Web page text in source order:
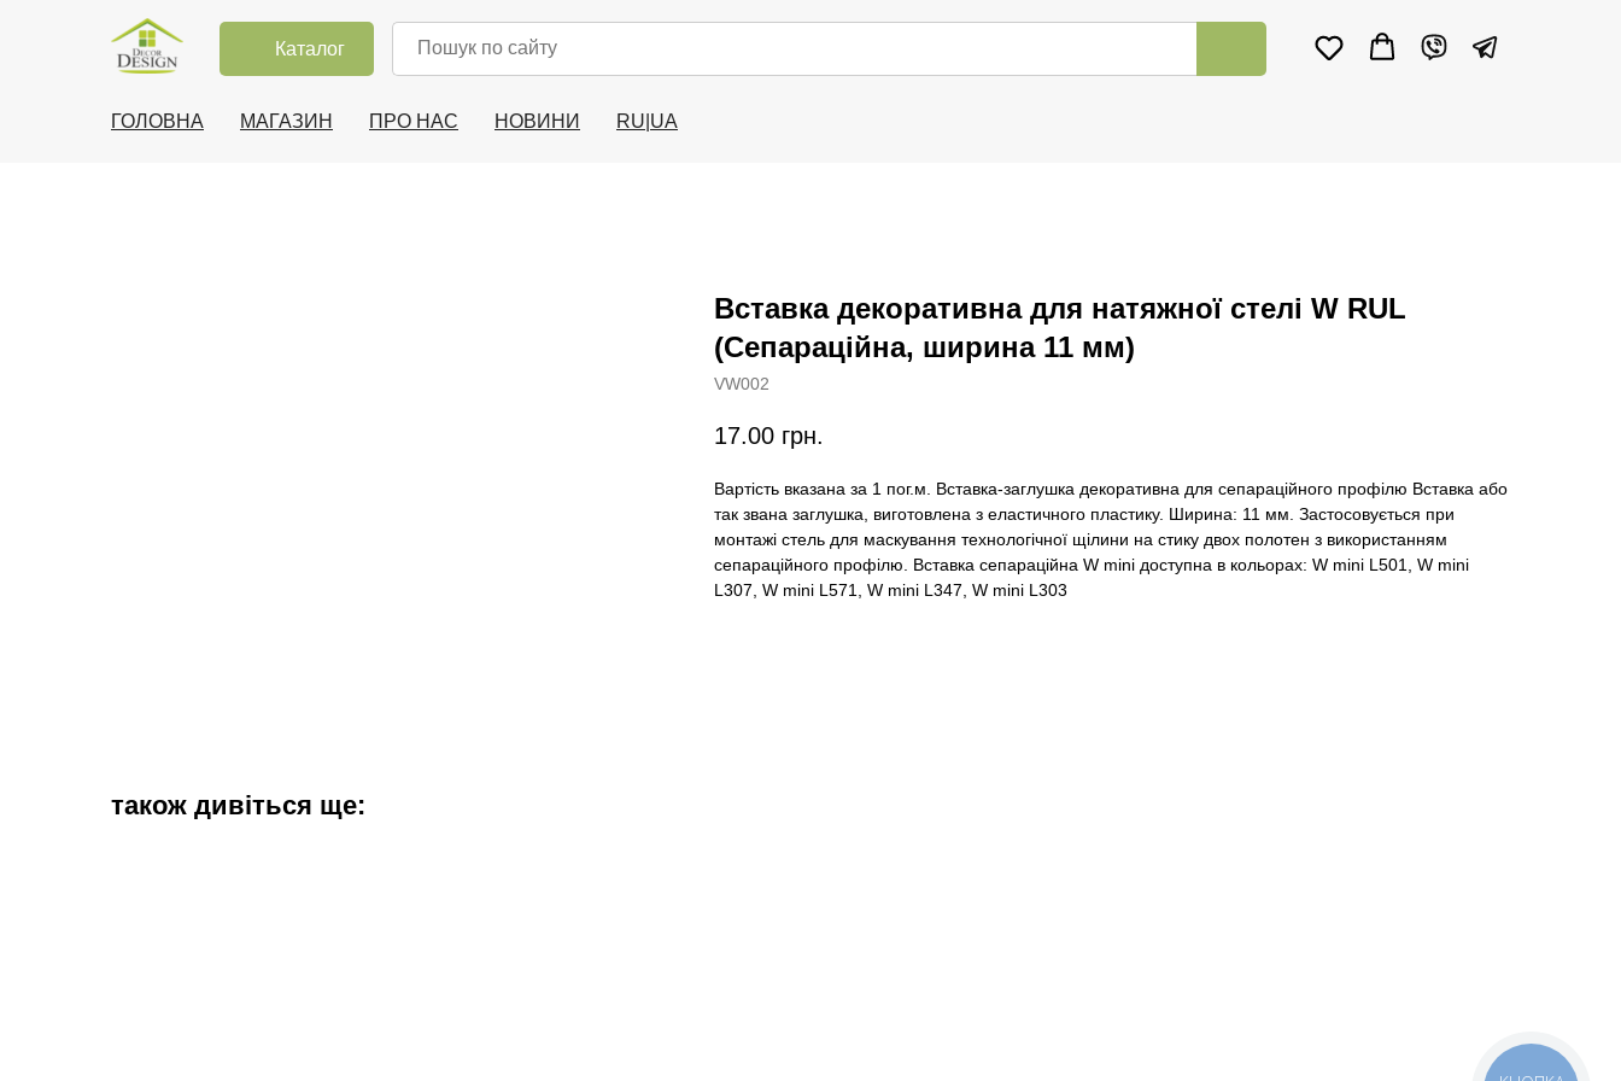
Каталог
ГОЛОВНА МАГАЗИН ПРО НАС НОВИНИ RU|UA
Вставка декоративна для натяжної стелі W RUL
(Сепараційна, ширина 11 мм)
VW002
17.00 грн.
Вартість вказана за 1 пог.м. Вставка-заглушка декоративна для сепараційного профілю Вставка або
так звана заглушка, виготовлена з еластичного пластику. Ширина: 11 мм. Застосовується при
монтажі стель для маскування технологічної щілини на стику двох полотен з використанням
сепараційного профілю. Вставка сепараційна W mini доступна в кольорах: W mini L501, W mini
L307, W mini L571, W mini L347, W mini L303
також дивіться ще: